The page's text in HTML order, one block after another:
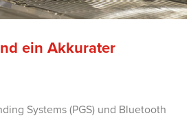
ein Akkurater
Systems (PGS) und Bluetooth